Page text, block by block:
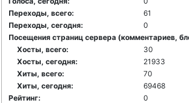
Переходы, всего:
61
Переходы, сегодня:
0
Посещения страниц сервера (комментариев,
Хосты, всего:
30
Хосты, сегодня:
21933
Хиты, всего:
70
Хиты, сегодня:
69468
Рейтинг:
0